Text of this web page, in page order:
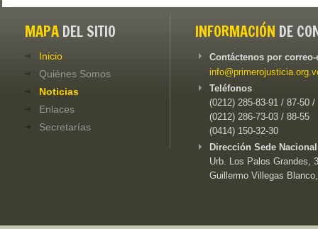
MAPA DEL SITIO
Inicio
Quiénes Somos
Noticias
Enlaces
Secretarías
INFORMACIÓN DE
Contáctenos por
Teléfonos
(0212) 285-83-91 / 87-50 /
(0212) 286-73-03 / 88-55
(0414) 150-32-30
Dirección Sede
Urb. Los Palos Grandes,
Guillermo Villegas